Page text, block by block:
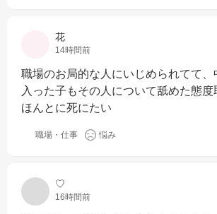
花
14時間前
職場のお局的な人にいじめられてて
入った子もその人について舐めた態度
ほんとに死にたい
職場・仕事 悩み
♡
16時間前